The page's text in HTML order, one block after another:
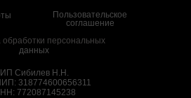
ИП Сибилев Н.Н.
318774600656311
772087145238
обработки персональных
данных
Пользовательское
соглашение